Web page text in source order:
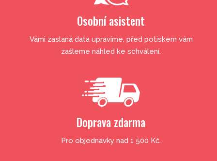
Osobní asistent
Vámi zaslaná data upravíme, před potiskem vám
zašleme náhled ke schválení.
Doprava zdarma
Pro objednávky nad 1 500 Kč.